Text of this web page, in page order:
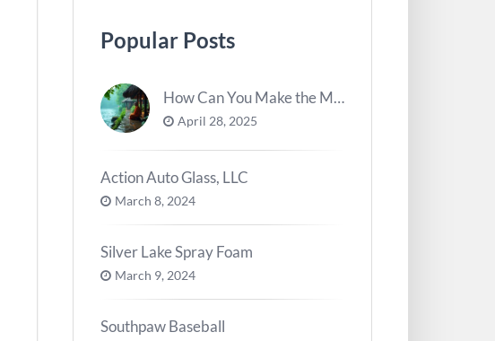
Popular Posts
How Can You Make the Most of River Ghats for Spiritual Meditation?
April 28, 2025
Action Auto Glass, LLC
March 8, 2024
Silver Lake Spray Foam
March 9, 2024
Southpaw Baseball